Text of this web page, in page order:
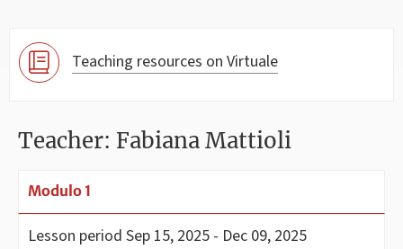
Teaching resources on Virtuale
Teacher: Fabiana Mattioli
Modulo 1
Lesson period Sep 15, 2025 - Dec 09, 2025